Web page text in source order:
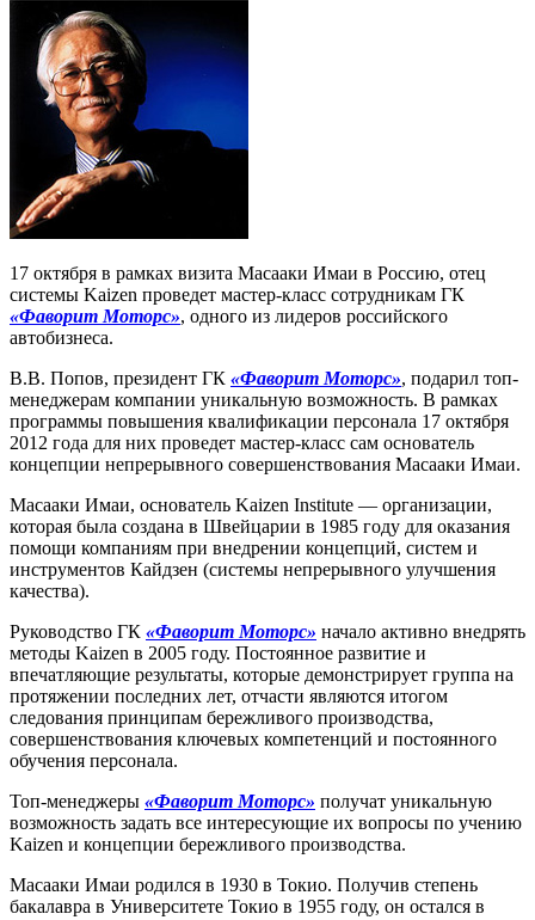
17 октября в рамках визита Масааки Имаи в Россию, отец
системы Kaizen проведет мастер-класс сотрудникам ГК
«Фаворит Моторс», одного из лидеров российского
автобизнеса.
В.В. Попов, президент ГК «Фаворит Моторс», подарил топ-
менеджерам компании уникальную возможность. В рамках
программы повышения квалификации персонала 17 октября
2012 года для них проведет мастер-класс сам основатель
концепции непрерывного совершенствования Масааки Имаи.
Масааки Имаи, основатель Kaizen Institute — организации,
которая была создана в Швейцарии в 1985 году для оказания
помощи компаниям при внедрении концепций, систем и
инструментов Кайдзен (системы непрерывного улучшения
качества).
Руководство ГК «Фаворит Моторс» начало активно внедрять
методы Kaizen в 2005 году. Постоянное развитие и
впечатляющие результаты, которые демонстрирует группа на
протяжении последних лет, отчасти являются итогом
следования принципам бережливого производства,
совершенствования ключевых компетенций и постоянного
обучения персонала.
Топ-менеджеры «Фаворит Моторс» получат уникальную
возможность задать все интересующие их вопросы по учению
Kaizen и концепции бережливого производства.
Масааки Имаи родился в 1930 в Токио. Получив степень
бакалавра в Университете Токио в 1955 году, он остался в